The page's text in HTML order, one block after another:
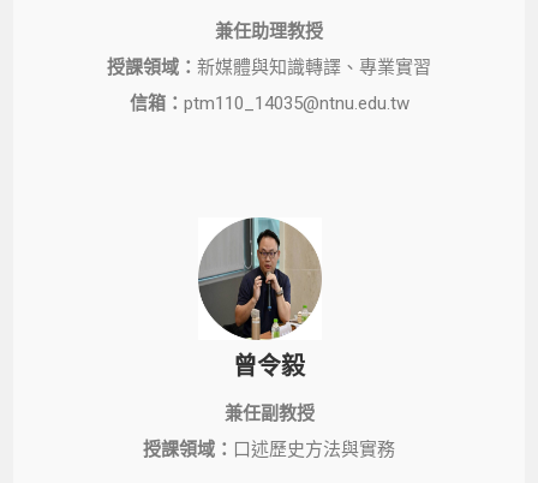
兼任助理教授
授課領域： 新媒體與知識轉譯、專業實習
信箱： ptm110_14035@ntnu.edu.tw
曾令毅
兼任副教授
授課領域： 口述歷史方法與實務